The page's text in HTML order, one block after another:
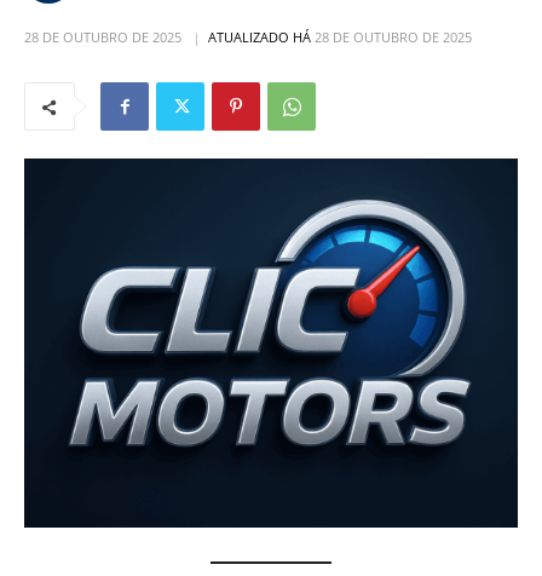
28 DE OUTUBRO DE 2025 ATUALIZADO HÁ 28 DE OUTUBRO DE 2025